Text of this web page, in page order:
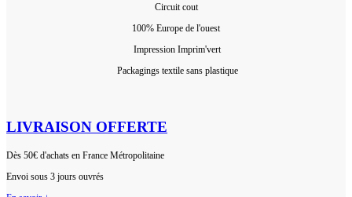
Circuit cout
100% Europe de l'ouest
Impression Imprim'vert
Packagings textile sans plastique
LIVRAISON OFFERTE
Dès 50€ d'achats en France Métropolitaine
Envoi sous 3 jours ouvrés